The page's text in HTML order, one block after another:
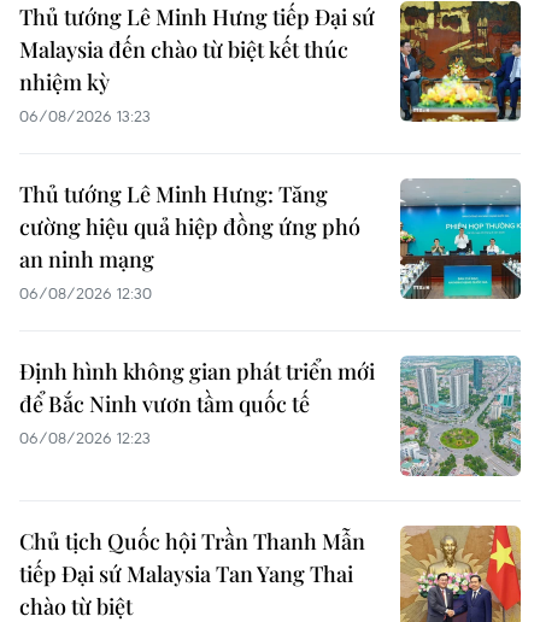
Thủ tướng Lê Minh Hưng tiếp Đại sứ
Malaysia đến chào từ biệt kết thúc
nhiệm kỳ
06/08/2026 13:23
Thủ tướng Lê Minh Hưng: Tăng
cường hiệu quả hiệp đồng ứng phó
an ninh mạng
06/08/2026 12:30
Định hình không gian phát triển mới
để Bắc Ninh vươn tầm quốc tế
06/08/2026 12:23
Chủ tịch Quốc hội Trần Thanh Mẫn
tiếp Đại sứ Malaysia Tan Yang Thai
chào từ biệt